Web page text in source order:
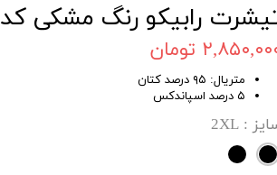
رابیکو رنگ مشکی کد 23084
تومان
متریال: ۹۵ درصد کتان
۵ درصد اسپاندکس
: 2XL